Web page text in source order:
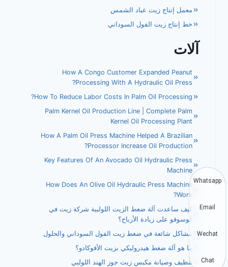
معمل إنتاج زيت عباد الشمس
خط إنتاج زيت الفول السوداني
آلات
How A Congo Customer Expanded Peanut
Processing With A Hydraulic Oil Press?
How To Reduce Labor Costs In Palm Oil Processing?
Palm Kernel Oil Production Line | Complete Palm
Kernel Oil Processing Plant
How A Palm Oil Press Machine Helped A Brazilian
Processor Increase Oil Production?
Key Features Of An Avocado Oil Hydraulic Press
Machine
How Does An Olive Oil Hydraulic Press Machine
Work?
كيف ساعدت آلة ضغط الزيت اللولبية شركة زيت في
كوسوفو على زيادة الأرباح؟
مشاكل شائعة في ضغط زيت الفول السوداني والحلول
ما هو آلة ضغط هيدروليكي بزيت الأفوكادو؟
تنظيف وصيانة مكبس زيت جوز الهند اللولبي
Whatsapp
Email
Wechat
Chat